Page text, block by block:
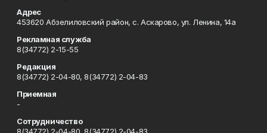
Адрес
453620 Абзелиловский район, с. Аскарово, ул. Ленина, 14а
Рекламная служба
8(34772) 2-15-55
Редакция
8(34772) 2-04-80, 8(34772) 2-04-83
Приемная
-
Сотрудничество